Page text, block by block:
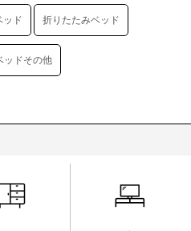
ッド 折りたたみベッド
ッドその他